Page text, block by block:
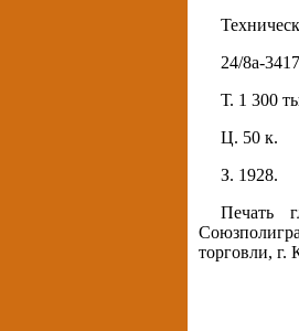
24/8а-
Т. 1 300
Ц. 50 к.
З. 1928.
Печать
торговли, г.